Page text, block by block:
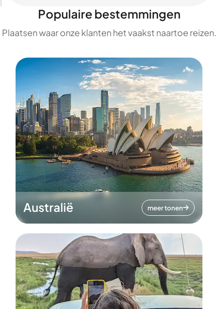
Populaire bestemmingen
Plaatsen waar onze klanten het vaakst naartoe reizen.
Australië meer tonen